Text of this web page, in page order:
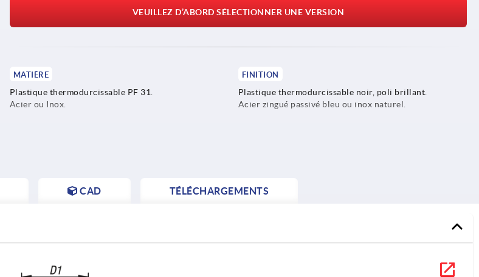
VEUILLEZ D’ABORD SÉLECTIONNER UNE VERSION
MATIÈRE
Plastique thermodurcissable PF 31.
Acier ou Inox.
FINITION
Plastique thermodurcissable noir, poli brillant.
Acier zingué passivé bleu ou inox naturel.
CAD TÉLÉCHARGEMENTS